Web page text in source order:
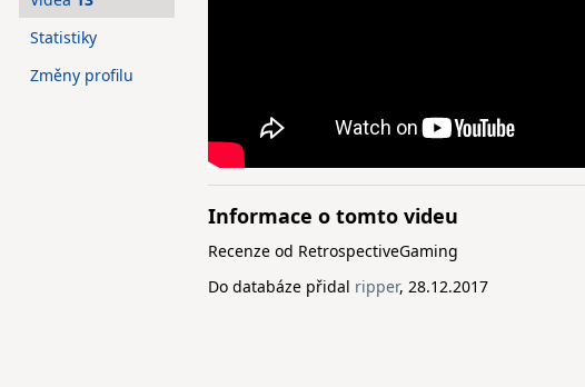
Informace o tomto videu
Recenze od RetrospectiveGaming
Do databáze přidal ripper, 28.12.2017
Statistiky
Změny profilu